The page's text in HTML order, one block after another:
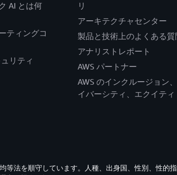
AI とは何
ティングコ
リティ
リ
アーキテクチャセンター
製品と技術上のよくある質
アナリストレポート
AWS パートナー
AWS のインクルージョン
イバーシティ、エクイティ
等法を順守しています。人種、出身国、性別、性的